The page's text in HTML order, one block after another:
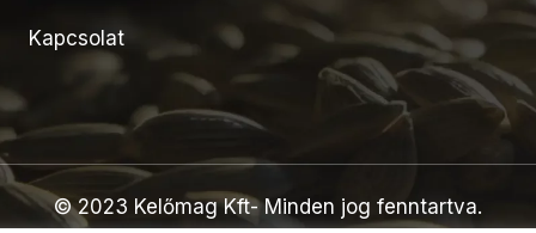
Kapcsolat
© 2023 Kelőmag Kft- Minden jog fenntartva.